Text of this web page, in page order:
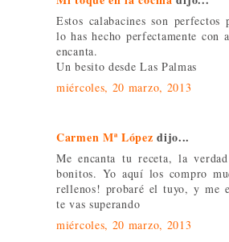
Estos calabacines son
lo has hecho perfectamente con
encanta.
Un besito desde Las Palmas
miércoles, 20 marzo, 2013
Carmen Mª López dijo...
Me encanta tu receta, la
bonitos. Yo aquí los compro
rellenos! probaré el tuyo, y me
te vas superando
miércoles, 20 marzo, 2013